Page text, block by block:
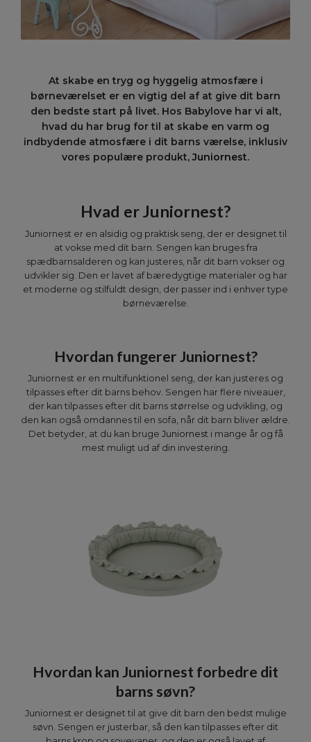
At skabe en tryg og hyggelig atmosfære i
børneværelset er en vigtig del af at give dit barn
den bedste start på livet. Hos Babylove har vi alt,
hvad du har brug for til at skabe en varm og
indbydende atmosfære i dit barns værelse, inklusiv
vores populære produkt,Juniornest.
Hvad er Juniornest?
Juniornest er en alsidig og praktisk seng, der er designet til
at vokse med dit barn. Sengen kan bruges fra
spædbarnsalderen og kan justeres, når dit barn vokser og
udvikler sig. Den er lavet af bæredygtige materialer og har
et moderne og stilfuldt design, der passer ind i enhver type
børneværelse.
Hvordan fungerer Juniornest?
Juniornest er en multifunktionel seng, der kan justeres og
tilpasses efter dit barns behov. Sengen har flere niveauer,
der kan tilpasses efter dit barns størrelse og udvikling, og
den kan også omdannes til en sofa, når dit barn bliver ældre.
Det betyder, at du kan bruge Juniornesti mange år og få
mest muligt ud af din investering.
Hvordan kan Juniornest forbedre dit
barns søvn?
Juniornest er designet til at give dit barn den bedst mulige
søvn. Sengen er justerbar, så den kan tilpasses efter dit